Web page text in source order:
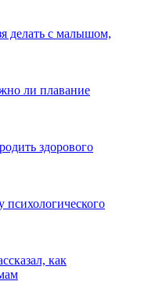
делать с малышом,
ли плавание
здорового
как